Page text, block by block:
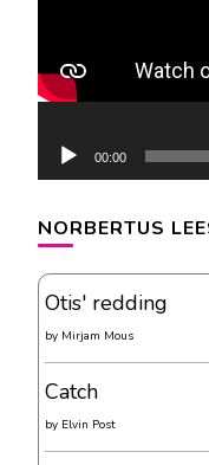
00:00
NORBERTUS
Otis' redding
by Mirjam Mous
Catch
by Elvin Post